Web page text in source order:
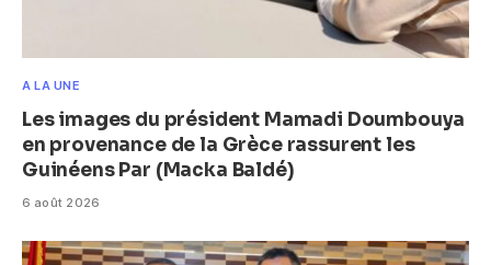
A LA UNE
Les images du président Mamadi Doumbouya
en provenance de la Grèce rassurent les
Guinéens Par (Macka Baldé)
6 août 2026